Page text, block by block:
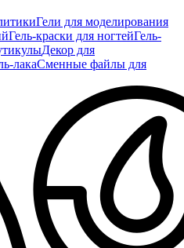
Гели для моделирования
Гель-краски для ногтейГель-
Декор для
лакаСменные файлы для